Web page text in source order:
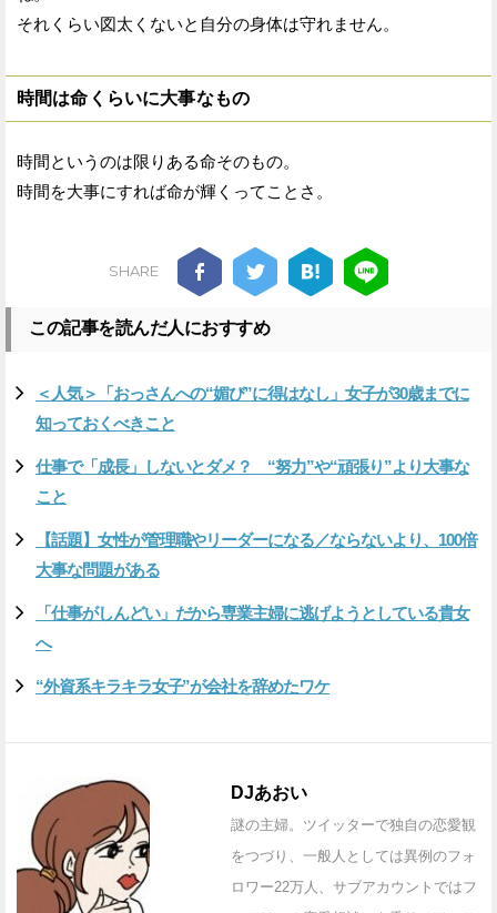
それくらい図太くないと自分の身体は守れません。
時間は命くらいに大事なもの
時間というのは限りある命そのもの。
時間を大事にすれば命が輝くってことさ。
SHARE
この記事を読んだ人におすすめ
＜人気＞「おっさんへの“媚び”に得はなし」女子が30歳までに
知っておくべきこと
仕事で「成長」しないとダメ？ “努力”や“頑張り”より大事な
こと
【話題】女性が管理職やリーダーになる／ならないより、100倍
大事な問題がある
「仕事がしんどい」だから専業主婦に逃げようとしている貴女
へ
“外資系キラキラ女子”が会社を辞めたワケ
DJあおい
謎の主婦。ツイッターで独自の恋愛観
をつづり、一般人としては異例のフォ
ロワー22万人、サブアカウントではフ